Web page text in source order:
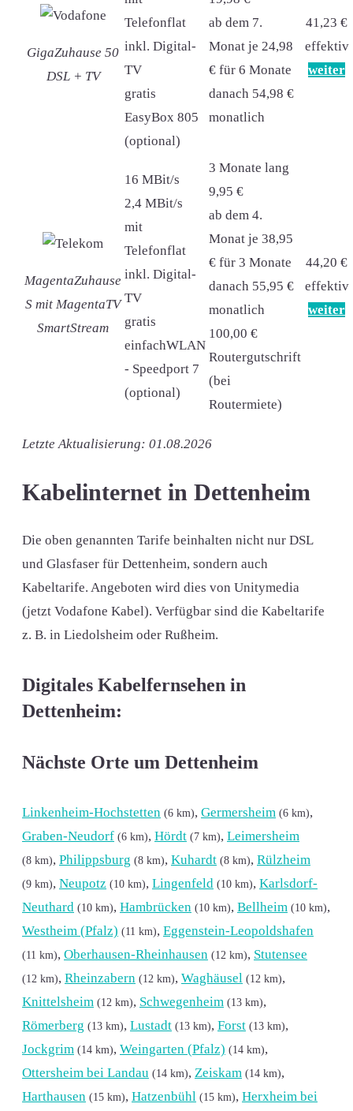
GigaZuhause 50
DSL + TV
Telefonflat
inkl. Digital-
TV
gratis
EasyBox 805
(optional)
ab dem 7.
Monat je 24,98
€ für 6 Monate
danach 54,98 €
monatlich
41,23 €
effektiv
weiter
MagentaZuhause
S mit MagentaTV
SmartStream
16 MBit/s
2,4 MBit/s
mit
Telefonflat
inkl. Digital-
TV
gratis
einfachWLAN
- Speedport 7
(optional)
3 Monate lang
9,95 €
ab dem 4.
Monat je 38,95
€ für 3 Monate
danach 55,95 €
monatlich
100,00 €
Routergutschrift
(bei
Routermiete)
44,20 €
effektiv
weiter
Letzte Aktualisierung: 01.08.2026
Kabelinternet in Dettenheim
Die oben genannten Tarife beinhalten nicht nur DSL
und Glasfaser für Dettenheim, sondern auch
Kabeltarife. Angeboten wird dies von Unitymedia
(jetzt Vodafone Kabel). Verfügbar sind die Kabeltarife
z. B. in Liedolsheim oder Rußheim.
Digitales Kabelfernsehen in
Dettenheim:
Nächste Orte um Dettenheim
Linkenheim-Hochstetten (6 km), Germersheim (6 km),
Graben-Neudorf (6 km), Hördt (7 km), Leimersheim
(8 km), Philippsburg (8 km), Kuhardt (8 km), Rülzheim
(9 km), Neupotz (10 km), Lingenfeld (10 km), Karlsdorf-
Neuthard (10 km), Hambrücken (10 km), Bellheim (10 km),
Westheim (Pfalz) (11 km), Eggenstein-Leopoldshafen
(11 km), Oberhausen-Rheinhausen (12 km), Stutensee
(12 km), Rheinzabern (12 km), Waghäusel (12 km),
Knittelsheim (12 km), Schwegenheim (13 km),
Römerberg (13 km), Lustadt (13 km), Forst (13 km),
Jockgrim (14 km), Weingarten (Pfalz) (14 km),
Ottersheim bei Landau (14 km), Zeiskam (14 km),
Harthausen (15 km), Hatzenbühl (15 km), Herxheim bei